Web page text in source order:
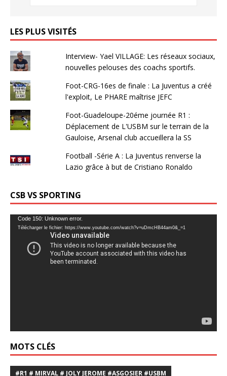
LES PLUS VISITÉS
Interview- Yael VILLAGE: Les réseaux sociaux,
nouvelles pelouses des coachs sportifs.
Foot-CRG-16es de finale : La Juventus a créé
l'exploit, Le PHARE maîtrise JEFC
Foot-Guadeloupe-20éme journée R1 :
Déplacement de L'USBM sur le terrain de la
Gauloise, Arsenal club accueillera la SS
Football -Série A : La Juventus renverse la
Lazio grâce à but de Cristiano Ronaldo
CSB VS SPORTING
Lecteur
vidéo
Code 150: Unknown error.
Télécharger le fichier: https://www.youtube.com/watch?v=uDmcHB44am0&_=1
MOTS CLÉS
#R1 # MIRVAL # JOLY JEROME #ASGOSIER #USBM